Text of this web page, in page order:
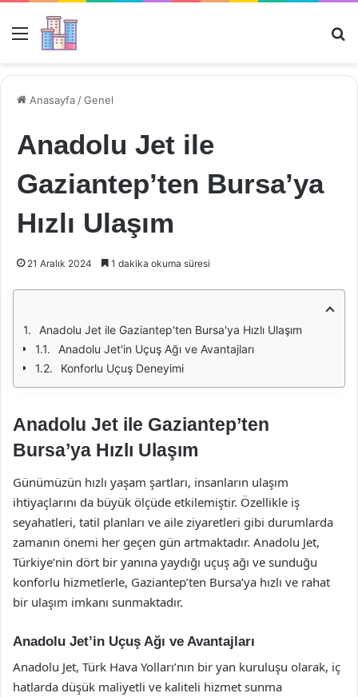
Menü
Anasayfa /Genel
Anadolu Jet ile
Gaziantep’ten Bursa’ya
Hızlı Ulaşım
21 Aralık 2024 1 dakika okuma süresi
Anadolu Jet ile Gaziantep'ten Bursa'ya Hızlı Ulaşım
Anadolu Jet'in Uçuş Ağı ve Avantajları
Konforlu Uçuş Deneyimi
Anadolu Jet ile Gaziantep’ten
Bursa’ya Hızlı Ulaşım
Günümüzün hızlı yaşam şartları, insanların ulaşım
ihtiyaçlarını da büyük ölçüde etkilemiştir. Özellikle iş
seyahatleri, tatil planları ve aile ziyaretleri gibi durumlarda
zamanın önemi her geçen gün artmaktadır. Anadolu Jet,
Türkiye’nin dört bir yanına yaydığı uçuş ağı ve sunduğu
konforlu hizmetlerle, Gaziantep’ten Bursa’ya hızlı ve rahat
bir ulaşım imkanı sunmaktadır.
Anadolu Jet’in Uçuş Ağı ve Avantajları
Anadolu Jet, Türk Hava Yolları’nın bir yan kuruluşu olarak, iç
hatlarda düşük maliyetli ve kaliteli hizmet sunma